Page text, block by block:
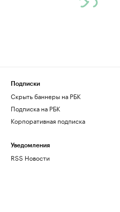
Подписки
Скрыть баннеры на РБК
Подписка на РБК
Корпоративная подписка
Уведомления
RSS Новости